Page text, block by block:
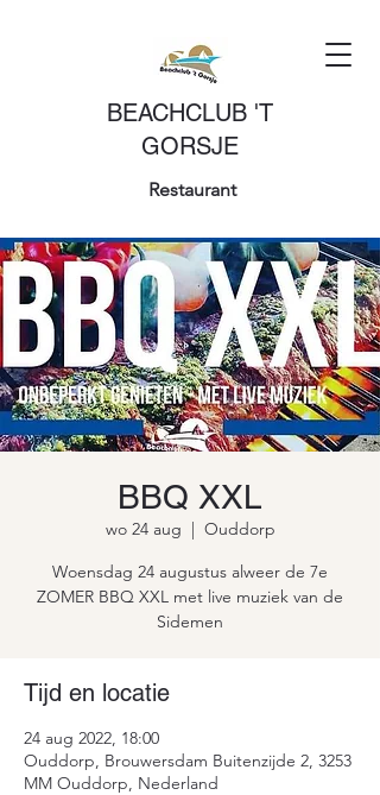
BEACHCLUB 'T
GORSJE
Restaurant
BBQ XXL
wo 24 aug
  |
Ouddorp
Woensdag 24 augustus alweer de 7e
ZOMER BBQ XXL met live muziek van de
Tijd en locatie
24 aug 2022, 18:00
Ouddorp, Brouwersdam Buitenzijde 2, 3253
MM Ouddorp, Nederland